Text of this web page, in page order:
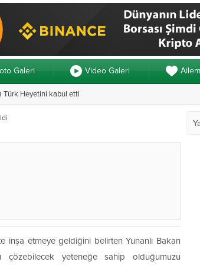
Galeri Video Galeri Ailem
Türk Heyetini kabul etti
inşa etmeye geldiğini belirten Yunanlı Bakan
çözebilecek yeteneğe sahip olduğumuzu